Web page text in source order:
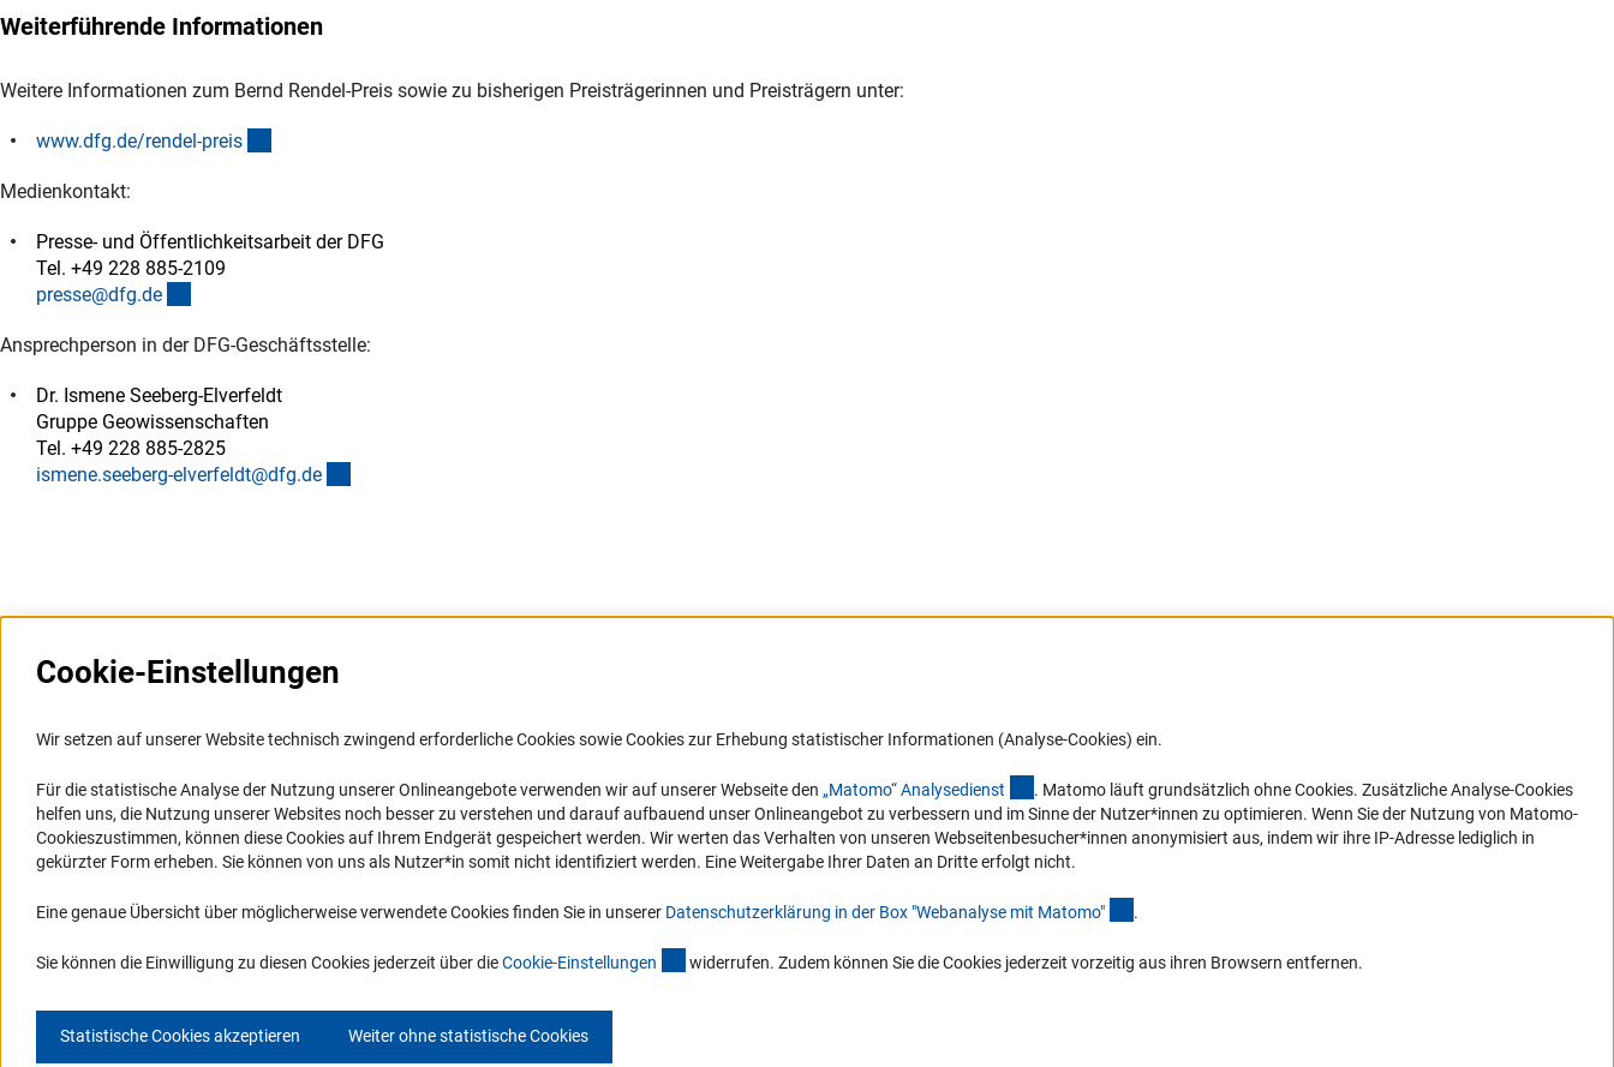
Weiterführende Informationen
Weitere Informationen zum Bernd Rendel-Preis sowie zu bisherigen Preisträgerinnen und Preisträgern unter:
www.dfg.de/rendel-preis
Medienkontakt:
Presse- und Öffentlichkeitsarbeit der DFG
Tel. +49 228 885-2109
presse@dfg.de
Ansprechperson in der DFG-Geschäftsstelle:
Dr. Ismene Seeberg-Elverfeldt
Gruppe Geowissenschaften
Tel. +49 228 885-2825
ismene.seeberg-elverfeldt@dfg.de
Informationssysteme
Portal Wissenschaftliche Integrität
GEPRIS
GEPRIS historisch
RIsources
FAQ
Karriere
Logo und Corporate Design
Vergabeverfahren
mit Behinderungen
Erklärung zur Barrierefreiheit
Barriere melden
in Ihr Mailpostfach oder schauen Sie sich
die Ausgaben online an.
Zum Newsletter
Cookie-Einstellungen
Wir setzen auf unserer Website technisch zwingend erforderliche Cookies sowie Cookies zur Erhebung statistischer Informationen (Analyse-Cookies) ein.
Für die statistische Analyse der Nutzung unserer Onlineangebote verwenden wir auf unserer Webseite den „Matomo“ Analysedienst (externer Link)
. Matomo läuft grundsätzlich ohne Cookies. Zusätzliche Analyse-Cookies
helfen uns, die Nutzung unserer Websites noch besser zu verstehen und darauf aufbauend unser Onlineangebot zu verbessern und im Sinne der Nutzer*innen zu optimieren. Wenn Sie der Nutzung von Matomo-
Cookieszustimmen, können diese Cookies auf Ihrem Endgerät gespeichert werden. Wir werten das Verhalten von unseren Webseitenbesucher*innen anonymisiert aus, indem wir ihre IP-Adresse lediglich in
gekürzter Form erheben. Sie können von uns als Nutzer*in somit nicht identifiziert werden. Eine Weitergabe Ihrer Daten an Dritte erfolgt nicht.
Eine genaue Übersicht über möglicherweise verwendete Cookies finden Sie in unserer Datenschutzerklärung in der Box "Webanalyse mit Matomo" .
Sie können die Einwilligung zu diesen Cookies jederzeit über dieCookie-Einstellungen (interner Link)
widerrufen. Zudem können Sie die Cookies jederzeit vorzeitig aus ihren Browsern entfernen.
Statistische Cookies akzeptieren Weiter ohne statistische Cookies